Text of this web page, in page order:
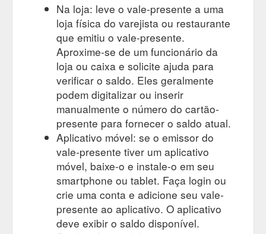
Na loja: leve o vale-presente a uma
loja física do varejista ou restaurante
que emitiu o vale-presente.
Aproxime-se de um funcionário da
loja ou caixa e solicite ajuda para
verificar o saldo. Eles geralmente
podem digitalizar ou inserir
manualmente o número do cartão-
presente para fornecer o saldo atual.
Aplicativo móvel: se o emissor do
vale-presente tiver um aplicativo
móvel, baixe-o e instale-o em seu
smartphone ou tablet. Faça login ou
crie uma conta e adicione seu vale-
presente ao aplicativo. O aplicativo
deve exibir o saldo disponível.